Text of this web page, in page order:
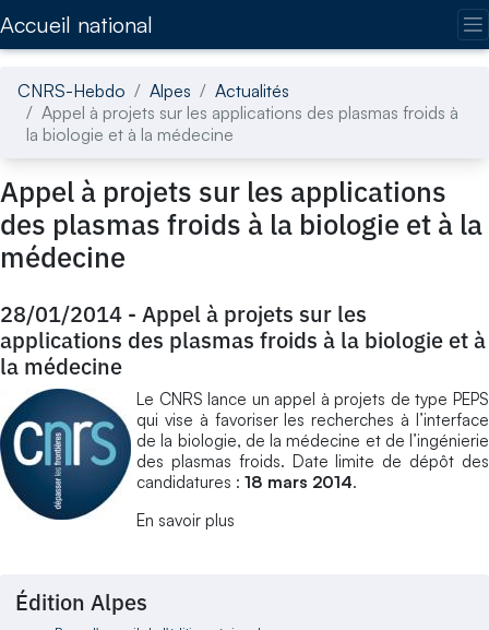
Accueil national
CNRS-Hebdo Alpes
Actualités
Appel à projets sur les applications des plasmas froids à
la biologie et à la médecine
Appel à projets sur les applications
des plasmas froids à la biologie et à la
médecine
28/01/2014 - Appel à projets sur les
applications des plasmas froids à la biologie et à
la médecine
Le CNRS lance un appel à projets de type PEPS
qui vise à favoriser les recherches à l’interface
de la biologie, de la médecine et de l’ingénierie
des plasmas froids. Date limite de dépôt des
candidatures : 18 mars 2014.
En savoir plus
Édition Alpes